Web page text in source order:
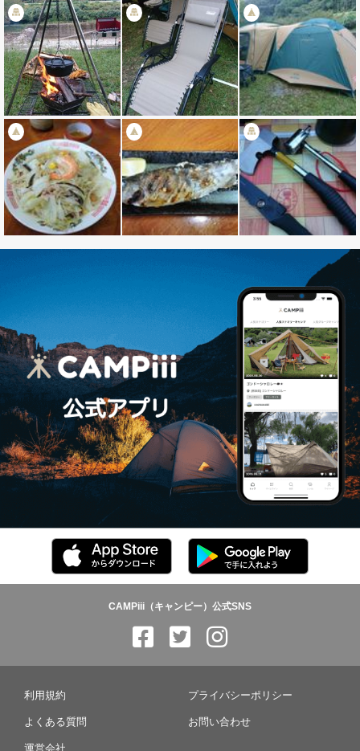
CAMPiii（キャンピー）公式SNS
利用規約 プライバシーポリシー
よくある質問 お問い合わせ
運営会社